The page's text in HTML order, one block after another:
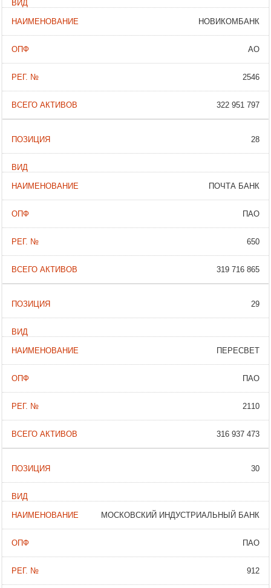
НОВИКОМБАНК
АО
2546
322 951 797
28
ПОЧТА БАНК
ПАО
650
319 716 865
29
ПЕРЕСВЕТ
ПАО
2110
316 937 473
30
МОСКОВСКИЙ ИНДУСТРИАЛЬНЫЙ БАНК
ПАО
912